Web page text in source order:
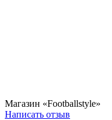
Магазин «Footballstyle»
Написать отзыв